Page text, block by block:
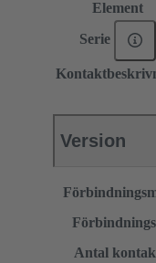
Element
Serie
Version
Antal